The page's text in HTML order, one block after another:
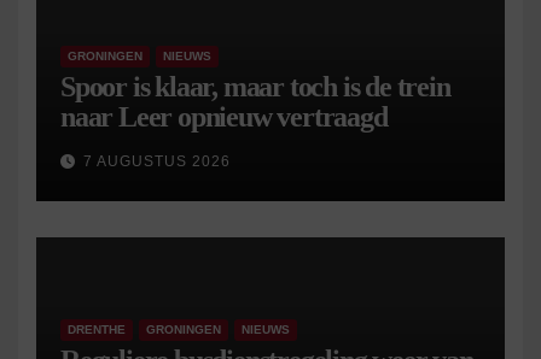
GRONINGEN NIEUWS
Spoor is klaar, maar toch is de trein
naar Leer opnieuw vertraagd
7 AUGUSTUS 2026
DRENTHE GRONINGEN NIEUWS